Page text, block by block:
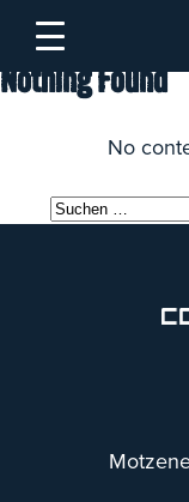
Skip to content
Nothing Found
No
Suchen